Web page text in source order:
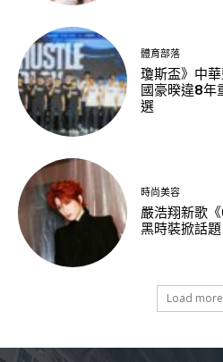
體育部落
瓊斯盃》中
國豪暌違8年
選
時尚美容
嚴浩翔新歌
黑時裝掀話
Load more